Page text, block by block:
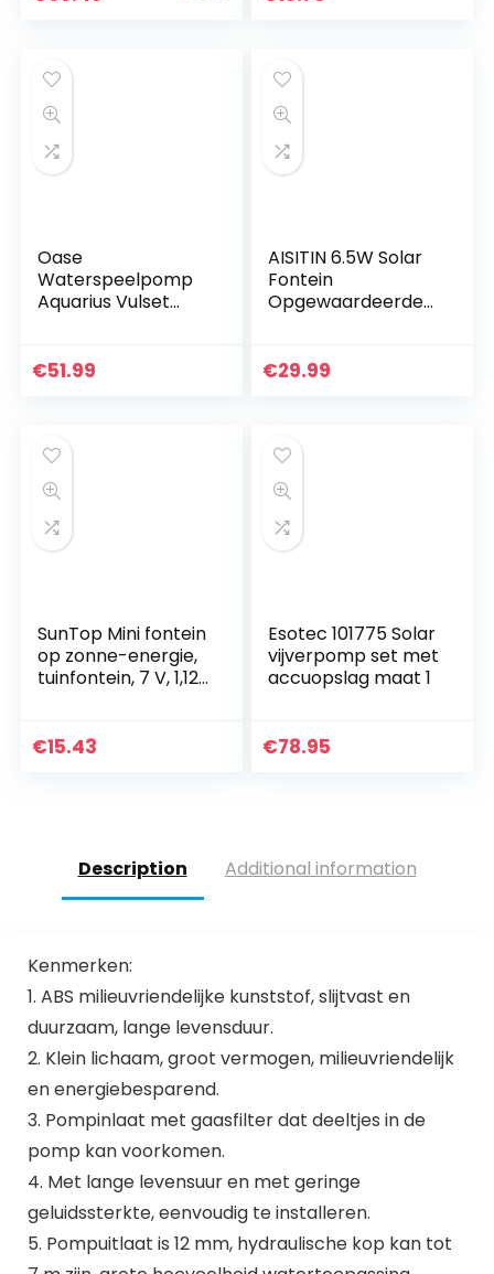
€89.95.
Oase
Waterspeelpomp
Aquarius Vulset
€51.99
AISITIN 6.5W Solar
Fontein
Opgewaardeerde
Ingebouwde
Fonteinpomp met
6 Fonteinstijlen
voor Tuin Vogelbad
Vijver
€29.99
SunTop Mini fontein
op zonne-energie,
tuinfontein, 7 V, 1,12
waterspel, fontein,
€15.43
Esotec 101775 Solar
vijverpomp set met
accuopslag maat 1
€78.95
Description Additional information
Kenmerken:
1. ABS milieuvriendelijke kunststof, slijtvast en
duurzaam, lange levensduur.
2. Klein lichaam, groot vermogen, milieuvriendelijk
en energiebesparend.
3. Pompinlaat met gaasfilter dat deeltjes in de
pomp kan voorkomen.
4. Met lange levensuur en met geringe
geluidssterkte, eenvoudig te installeren.
5. Pompuitlaat is 12 mm, hydraulische kop kan tot